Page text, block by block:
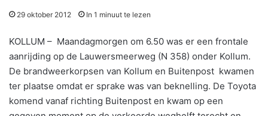
29 oktober 2012 In 1 minuut te lezen
KOLLUM – Maandagmorgen om 6.50 was er een frontale
aanrijding op de Lauwersmeerweg (N 358) onder Kollum.
De brandweerkorpsen van Kollum en Buitenpost kwamen
ter plaatse omdat er sprake was van beknelling. De Toyota
komend vanaf richting Buitenpost en kwam op een